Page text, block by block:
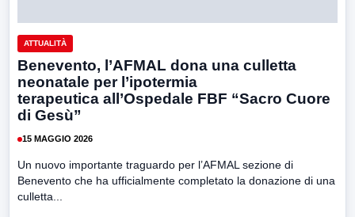
ATTUALITÀ
Benevento, l’AFMAL dona una culletta
neonatale per l’ipotermia
terapeutica all’Ospedale FBF “Sacro Cuore
di Gesù”
15 MAGGIO 2026
Un nuovo importante traguardo per l’AFMAL sezione di
Benevento che ha ufficialmente completato la donazione di una
culletta...